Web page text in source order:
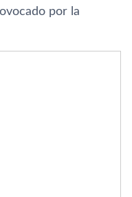
por la